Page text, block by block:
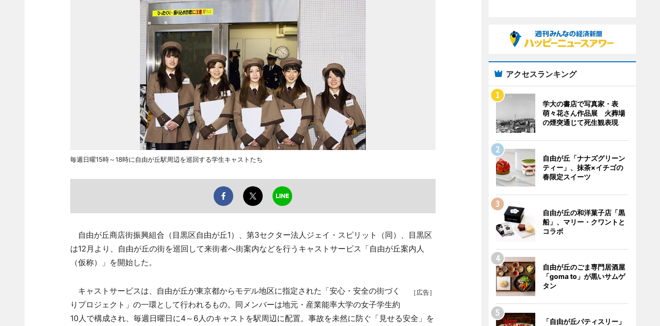
毎週日曜15時～18時に自由が丘駅周辺を巡回する学生キャストたち
自由が丘商店街振興組合（目黒区自由が丘1）、第3セクター法人ジェイ・スピリット（同）、目黒区
は12月より、自由が丘の街を巡回して来街者へ街案内などを行うキャストサービス「自由が丘案内人
（仮称）」を開始した。
［広告］
キャストサービスは、自由が丘が東京都からモデル地区に指定された「安心・安全の街づく
りプロジェクト」の一環として行われるもの。同メンバーは地元・産業能率大学の女子学生約
10人で構成され、毎週日曜日に4～6人のキャストを駅周辺に配置。事故を未然に防ぐ「見せる安全」を
アクセスランキング
学大の書店で写真家・表
萌々花さん作品展 火葬場
の煙突通じて死生観表現
自由が丘「ナナズグリーン
ティー」、抹茶×イチゴの
春限定スイーツ
自由が丘の和洋菓子店「黒
船」、マリー・クワントと
コラボ
自由が丘のごま専門居酒屋
「goma to」が黒いサムゲ
タン
「自由が丘パティスリー」